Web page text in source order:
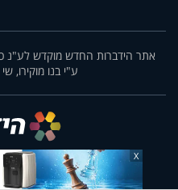
אתר הידברות החדש מוקדש לע"נ
ע"י בנו מוקירו,
X